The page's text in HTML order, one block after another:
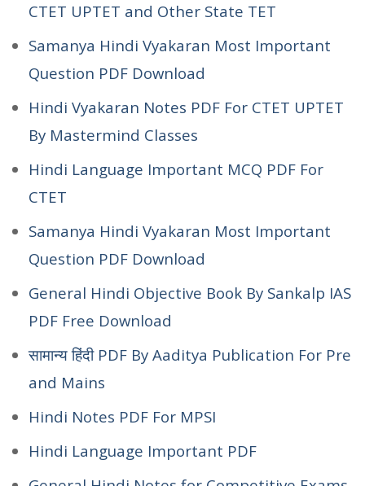
CTET UPTET and Other State TET
Samanya Hindi Vyakaran Most Important
Question PDF Download
Hindi Vyakaran Notes PDF For CTET UPTET
By Mastermind Classes
Hindi Language Important MCQ PDF For
CTET
Samanya Hindi Vyakaran Most Important
Question PDF Download
General Hindi Objective Book By Sankalp IAS
PDF Free Download
सामान्य हिंदी PDF By Aaditya Publication For Pre
and Mains
Hindi Notes PDF For MPSI
Hindi Language Important PDF